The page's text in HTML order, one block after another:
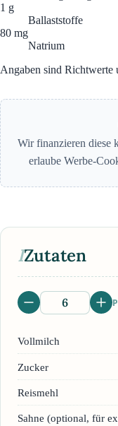
1 g
Ballaststoffe
80 mg
Natrium
Angaben sind Richtwerte
Wir finanzieren diese
erlaube Werbe-
IZutaten
Vollmilch
Zucker
Reismehl
Sahne (optional, für